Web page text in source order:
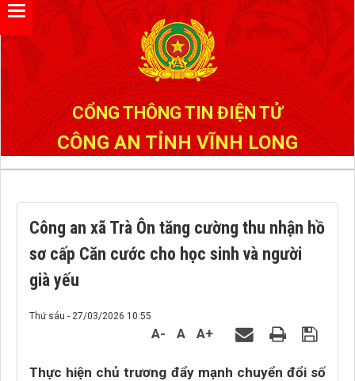
CỔNG THÔNG TIN ĐIỆN TỬ
CÔNG AN TỈNH VĨNH LONG
Công an xã Trà Ôn tăng cường thu nhận hồ
sơ cấp Căn cước cho học sinh và người
già yếu
Thứ sáu - 27/03/2026 10:55
A- A A+
Thực hiện chủ trương đẩy mạnh chuyển đổi số